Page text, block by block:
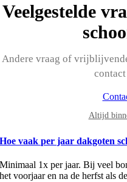
Veelgestelde
Andere vraag of
Altijd
Hoe vaak per jaar dakgoten
Minimaal 1x per jaar. Bij veel
het voorjaar en na de herfst als